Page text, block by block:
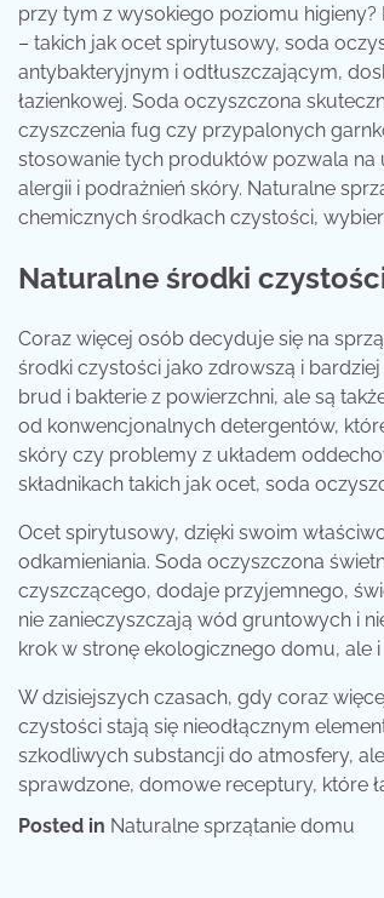
przy tym z wysokiego poziomu higieny?
– takich jak ocet spirytusowy, soda
antybakteryjnym i odtłuszczającym,
łazienkowej. Soda oczyszczona
czyszczenia fug czy przypalonych
stosowanie tych produktów pozwala
alergii i podrażnień skóry. Naturalne
chemicznych środkach czystości,
Naturalne środki
Coraz więcej osób decyduje się na
środki czystości jako zdrowszą i
brud i bakterie z powierzchni, ale są
od konwencjonalnych detergentów,
skóry czy problemy z układem
składnikach takich jak ocet, soda
Ocet spirytusowy, dzięki swoim
odkamieniania. Soda oczyszczona
czyszczącego, dodaje przyjemnego,
nie zanieczyszczają wód gruntowych i
krok w stronę ekologicznego domu, ale
W dzisiejszych czasach, gdy coraz
czystości stają się nieodłącznym
szkodliwych substancji do atmosfery,
sprawdzone, domowe receptury, które
Posted in Naturalne sprzątanie domu